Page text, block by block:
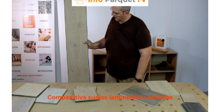
LAMINADO
IMITACIÓN
PIEDRA